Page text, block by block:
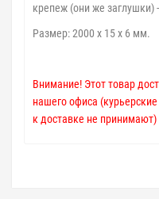
крепеж (они же заглушки)
Размер: 2000 х 15 х 6 мм.
Внимание! Этот товар
нашего офиса
к доставке не принимают)